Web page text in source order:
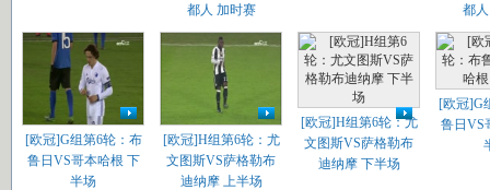
都人 加时赛
都
[欧冠]G组第6轮：布
鲁日VS哥本哈根 下
半场
[欧冠]H组第6轮：尤
文图斯VS萨格勒布
迪纳摩 上半场
[欧冠]H组第6轮：尤
文图斯VS萨格勒布
迪纳摩 下半场
[欧冠]G
鲁日VS